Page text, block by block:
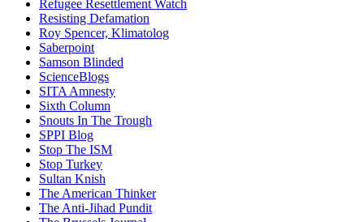
Refugee Resettlement Watch
Resisting Defamation
Roy Spencer, Klimatolog
Saberpoint
Samson Blinded
ScienceBlogs
SITA Amnesty
Sixth Column
Snouts In The Trough
SPPI Blog
Stop The ISM
Stop Turkey
Sultan Knish
The American Thinker
The Anti-Jihad Pundit